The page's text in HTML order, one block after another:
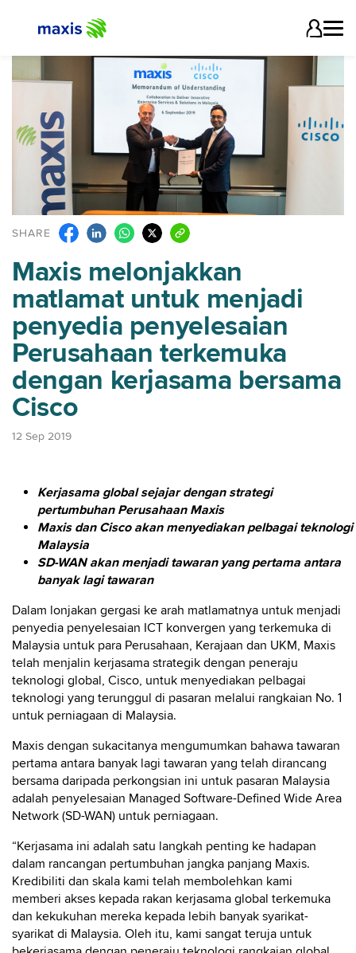
SHARE
Maxis melonjakkan
matlamat untuk menjadi
penyedia penyelesaian
Perusahaan terkemuka
dengan kerjasama bersama
Cisco
12 Sep 2019
Kerjasama global sejajar dengan strategi
pertumbuhan Perusahaan Maxis
Maxis dan Cisco akan menyediakan pelbagai
Malaysia
SD-WAN akan menjadi tawaran yang pertama antara
banyak lagi tawaran
Dalam lonjakan gergasi ke arah matlamatnya untuk menjadi
penyedia penyelesaian ICT konvergen yang terkemuka di
Malaysia untuk para Perusahaan, Kerajaan dan UKM, Maxis
telah menjalin kerjasama strategik dengan peneraju
teknologi global, Cisco, untuk menyediakan pelbagai
teknologi yang terunggul di pasaran melalui rangkaian No. 1
untuk perniagaan di Malaysia.
Maxis dengan sukacitanya mengumumkan bahawa tawaran
pertama antara banyak lagi tawaran yang telah dirancang
bersama daripada perkongsian ini untuk pasaran Malaysia
adalah penyelesaian Managed Software-Defined Wide Area
Network (SD-WAN) untuk perniagaan.
“Kerjasama ini adalah satu langkah penting ke hadapan
dalam rancangan pertumbuhan jangka panjang Maxis.
Kredibiliti dan skala kami telah membolehkan kami
memberi akses kepada rakan kerjasama global terkemuka
dan kekukuhan mereka kepada lebih banyak syarikat-
syarikat di Malaysia. Oleh itu, kami sangat teruja untuk